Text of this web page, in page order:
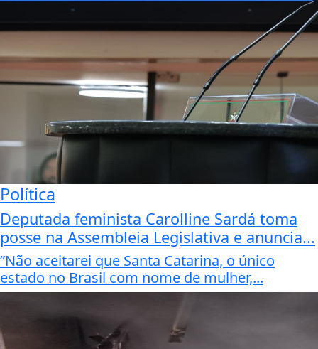
Política
Deputada feminista Carolline Sardá toma
posse na Assembleia Legislativa e anuncia...
”Não aceitarei que Santa Catarina, o único
estado no Brasil com nome de mulher,...